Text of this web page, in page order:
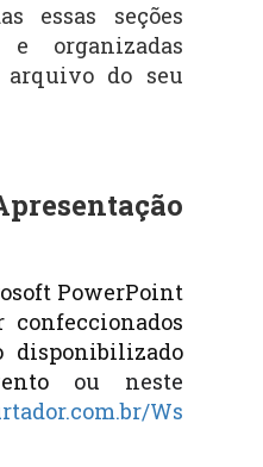
essas seções
e organizadas
arquivo do seu
PowerPoint
confeccionados
disponibilizado
ou neste
Ws